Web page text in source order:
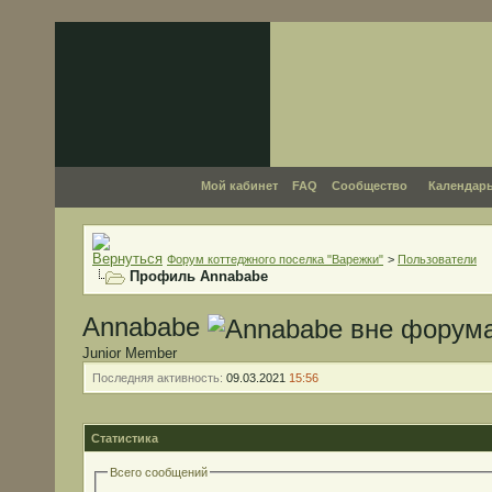
Мой кабинет FAQ Сообщество
Форум коттеджного поселка "Варежки" > Пользователи
Профиль Annababe
Annababe
Junior Member
Последняя активность: 09.03.2021 15:56
Статистика
Всего сообщений